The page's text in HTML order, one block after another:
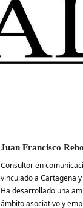
Juan Francisco
Consultor en
vinculado a Cartagena
Ha desarrollado una
ámbito asociativo y